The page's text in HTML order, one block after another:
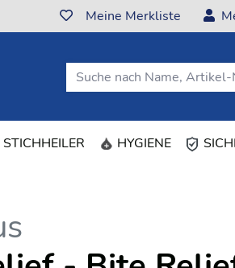
Meine Merkliste
STICHHEILER (CURRENT)
HYGIENE